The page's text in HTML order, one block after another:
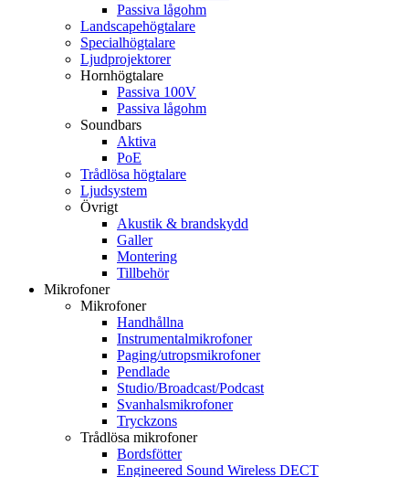
Passiva lågohm
Landscapehögtalare
Specialhögtalare
Ljudprojektorer
Hornhögtalare
Passiva 100V
Passiva lågohm
Soundbars
Aktiva
PoE
Trådlösa högtalare
Ljudsystem
Övrigt
Akustik & brandskydd
Galler
Montering
Tillbehör
Mikrofoner
Mikrofoner
Handhållna
Instrumentalmikrofoner
Paging/utropsmikrofoner
Pendlade
Studio/Broadcast/Podcast
Svanhalsmikrofoner
Tryckzons
Trådlösa mikrofoner
Bordsfötter
Engineered Sound Wireless DECT